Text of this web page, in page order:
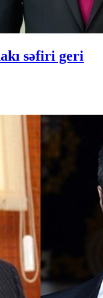
səfiri geri